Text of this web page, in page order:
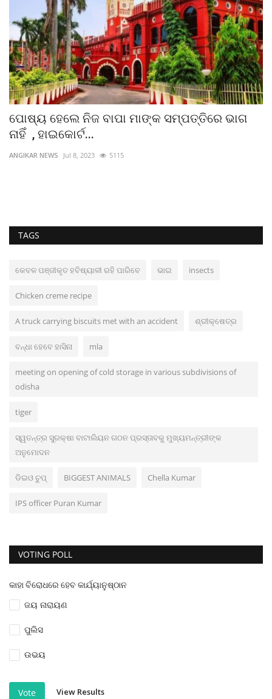
ପୋଷ୍ୟ ହେଲେ ନିଜ ବାପା ମାଙ୍କ ସମ୍ପତ୍ତିରେ ଭାଗ
ନାହିଁ , ହାଇକୋର୍ଟ...
ANGIKAR NEWS Jul 8, 2023 5115
TAGS
କେବଳ ପଞ୍ଜୀକୃତ ହବିଷ୍ୟାଳୀ ରହି ପାରିବେ ଭାଇ insects
Chicken creme recipe
A truck carrying biscuits met with an accident ଶ୍ରୀକ୍ଷେତ୍ର
ବନ୍ଧା ହେବେ ହାସିନା mla
meeting on opening of cold storage in various subdivisions of
odisha
tiger
ସ୍ୱତନ୍ତ୍ର ସୁରକ୍ଷା ବାଟାଲିୟନ ଗଠନ ପ୍ରସ୍ତାବକୁ ମୁଖ୍ୟମନ୍ତ୍ରୀଙ୍କ
ଅନୁମୋଦନ
ଡିଇଓ ଚୁପ୍‌ BIGGEST ANIMALS Chella Kumar
IPS officer Puran Kumar
VOTING POLL
କାହା ବିରୋଧରେ ହେବ କାର୍ଯ୍ୟାନୁଷ୍ଠାନ
ଜୟ ନାରାୟଣ
ପୁଲିସ
ଉଭୟ
Vote View Results